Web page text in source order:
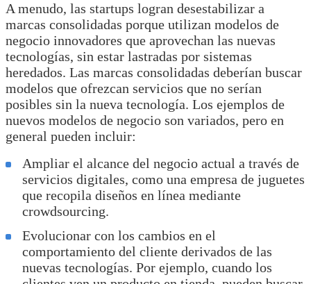
A menudo, las startups logran desestabilizar a
marcas consolidadas porque utilizan modelos de
negocio innovadores que aprovechan las nuevas
tecnologías, sin estar lastradas por sistemas
heredados. Las marcas consolidadas deberían buscar
modelos que ofrezcan servicios que no serían
posibles sin la nueva tecnología. Los ejemplos de
nuevos modelos de negocio son variados, pero en
general pueden incluir:
Ampliar el alcance del negocio actual a través de
servicios digitales, como una empresa de juguetes
que recopila diseños en línea mediante
crowdsourcing.
Evolucionar con los cambios en el
comportamiento del cliente derivados de las
nuevas tecnologías. Por ejemplo, cuando los